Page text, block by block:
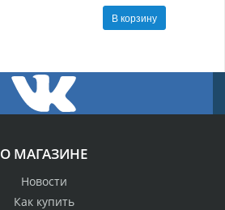
В корзину
О МАГАЗИНЕ
Новости
Как купить